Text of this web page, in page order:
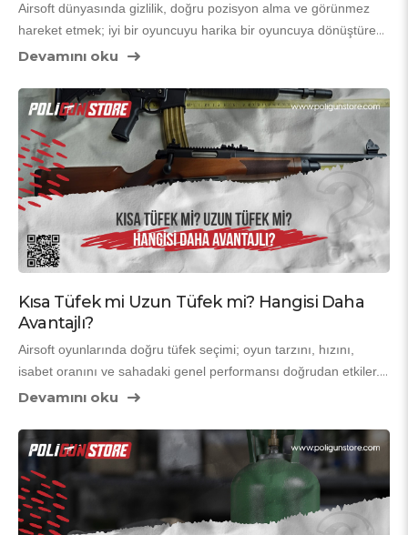
Airsoft dünyasında gizlilik, doğru pozisyon alma ve görünmez
hareket etmek; iyi bir oyuncuyu harika bir oyuncuya dönüştüren
unsurlardır. Özellikle orman ve doğal alanlarda oynanan
İşte tam da bu noktada Kicking Mustang (KMCS) kamuflaj
sistemleri devreye giriyor. KMCS, dünya çapında “görünmezlik
seviyesinde kamuflaj” sağlayan yapısıyla airsoft topluluğunda
büyük bir ün kazandı.
Devamını oku
Kısa Tüfek mi Uzun Tüfek mi? Hangisi Daha
Avantajlı?
Airsoft oyunlarında doğru tüfek seçimi; oyun tarzını, hızını,
isabet oranını ve sahadaki genel performansı doğrudan etkiler.
Bu nedenle oyuncuların en sık sorduğu sorulardan biri
Her iki tüfek tipi de farklı oyun senaryolarında güçlü yönlere
sahiptir. Doğru tercih tamamen
oyun alanı, oyuncunun
pozisyonu
kullanım alışkanlıkları ile ilgilidir.
Devamını oku